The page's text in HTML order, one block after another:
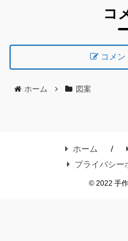
コ
コメ
ホーム 図案
ホーム
プライバシー
© 2022 手